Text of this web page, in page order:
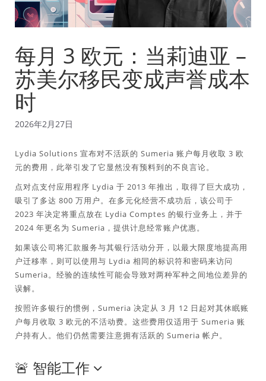
每月 3 欧元：当莉迪亚 –
苏美尔移民变成声誉成本
时
2026年2月27日
Lydia Solutions 宣布对不活跃的 Sumeria 账户每月收取 3 欧
元的费用，此举引发了它显然没有预料到的不良言论。
点对点支付应用程序 Lydia 于 2013 年推出，取得了巨大成功，
吸引了多达 800 万用户。在多元化经营不成功后，该公司于
2023 年决定将重点放在 Lydia Comptes 的银行业务上，并于
2024 年更名为 Sumeria，提供计息经常账户优惠。
如果该公司将汇款服务与其银行活动分开，以最大限度地提高用
户迁移率，则可以使用与 Lydia 相同的标识符和密码来访问
Sumeria。经验的连续性可能会导致对两种军种之间地位差异的
误解。
按照许多银行的惯例，Sumeria 决定从 3 月 12 日起对其休眠账
户每月收取 3 欧元的不活动费。这些费用仅适用于 Sumeria 账
户持有人。他们仍然需要注意拥有活跃的 Sumeria 帐户。
🚨 智能工作